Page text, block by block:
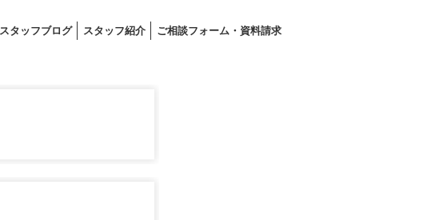
スタッフブログ スタッフ紹介 ご相談フォーム・資料請求